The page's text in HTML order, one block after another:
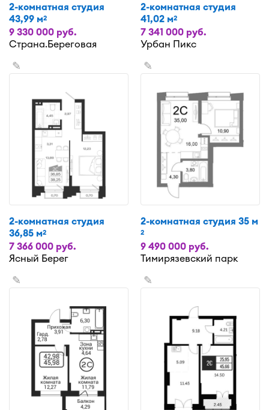
2-комнатная студия
43,99 м2
9 330 000 руб.
Страна.Береговая
2-комнатная студия
41,02 м2
7 341 000 руб.
Урбан Пикс
✎
2-комнатная студия
36,85 м2
7 366 000 руб.
Ясный Берег
✎
2-комнатная студия 35 м
2
9 490 000 руб.
Тимирязевский парк
✎ ✎